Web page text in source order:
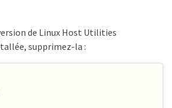
de Linux Host Utilities
supprimez-la :